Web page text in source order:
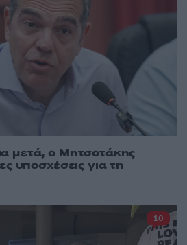
μετά, ο Μητσοτάκης
υποσχέσεις για τη
10